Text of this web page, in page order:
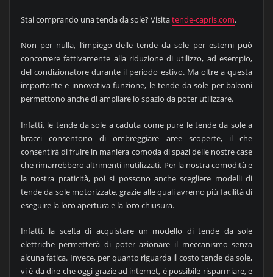
Stai comprando una tenda da sole? Visitatende-capris.com.
Non per nulla, l’impiego delle tende da sole per esterni può
concorrere fattivamente alla riduzione di utilizzo, ad esempio,
del condizionatore durante il periodo estivo. Ma oltre a questa
importante e innovativa funzione, le tende da sole per balconi
permettono anche di ampliare lo spazio da poter utilizzare.
Infatti, le tende da sole a caduta come pure le tende da sole a
bracci consentono di ombreggiare aree scoperte, il che
consentirà di fruire in maniera comoda di spazi delle nostre case
che rimarrebbero altrimenti inutilizzati. Per la nostra comodità e
la nostra praticità, poi si possono anche scegliere modelli di
tende da sole motorizzate, grazie alle quali avremo più facilità di
eseguire la loro apertura e la loro chiusura.
Infatti, la scelta di acquistare un modello di tende da sole
elettriche permetterà di poter azionare il meccanismo senza
alcuna fatica. Invece, per quanto riguarda il costo tende da sole,
vi è da dire che oggi grazie ad internet, è possibile risparmiare, e